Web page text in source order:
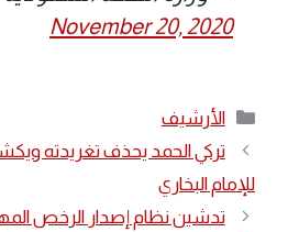
November 20, 2020
التصنيفات
الأرشيف
تركي الحمد يحذف تغريدته
للإمام البخاري
تدشين نظام إصدار الرخص